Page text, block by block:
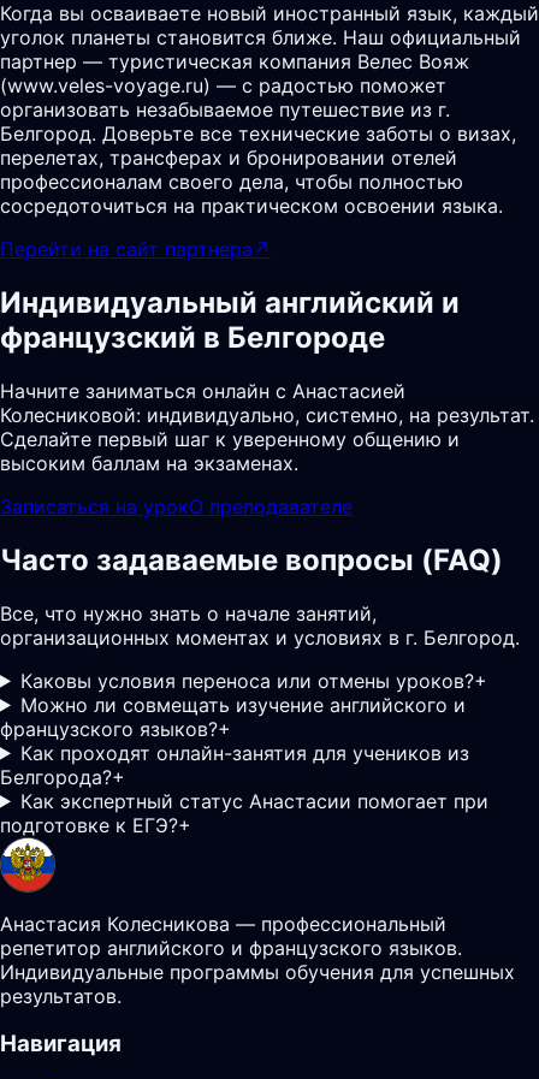
Когда вы осваиваете новый иностранный язык, каждый
уголок планеты становится ближе. Наш официальный
партнер — туристическая компания Велес Вояж
(www.veles-voyage.ru) — с радостью поможет
организовать незабываемое путешествие из г.
Белгород. Доверьте все технические заботы о визах,
перелетах, трансферах и бронировании отелей
профессионалам своего дела, чтобы полностью
сосредоточиться на практическом освоении языка.
Перейти на сайт партнера ↗
Индивидуальный английский и
французский в Белгороде
Начните заниматься онлайн с Анастасией
Колесниковой: индивидуально, системно, на результат.
Сделайте первый шаг к уверенному общению и
высоким баллам на экзаменах.
Записаться на урокО преподавателе
Часто задаваемые вопросы (FAQ)
Все, что нужно знать о начале занятий,
организационных моментах и условиях в г. Белгород.
Каковы условия переноса или отмены уроков?+
Можно ли совмещать изучение английского и
французского языков?+
Как проходят онлайн-занятия для учеников из
Белгорода?+
Как экспертный статус Анастасии помогает при
подготовке к ЕГЭ?+
Анастасия Колесникова — профессиональный
репетитор английского и французского языков.
Индивидуальные программы обучения для успешных
результатов.
Навигация